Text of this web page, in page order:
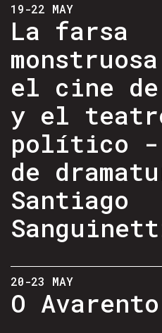
19-22 MAY
La farsa
el cine
y el
político
de
Santiago
20-23 MAY
O